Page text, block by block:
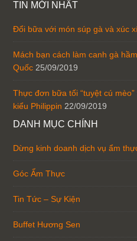
TIN MỚI NHẤT
Đổi bữa với món súp gà và xúc
Mách bạn cách làm canh gà
Quốc 25/09/2019
Thực đơn bữa tối “tuyệt cú
kiểu Philippin 22/09/2019
DANH MỤC CHÍNH
Dừng kinh doanh dịch vụ ẩm
Góc Ẩm Thực
Tin Tức – Sự Kiện
Buffet Hương Sen